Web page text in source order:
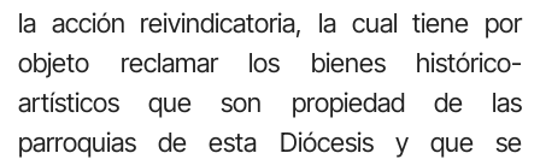
la acción reivindicatoria, la cual tiene por
objeto reclamar los bienes histórico-
artísticos que son propiedad de las
parroquias de esta Diócesis y que se